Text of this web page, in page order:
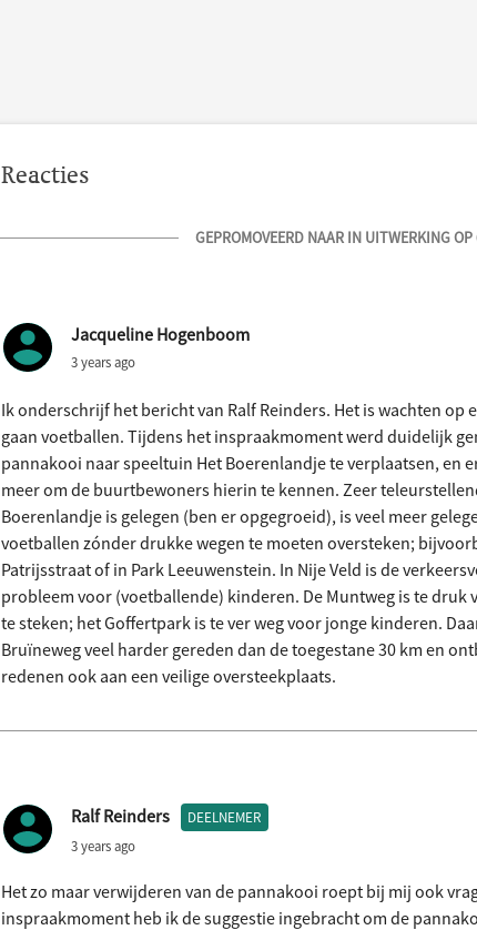
Reacties
GEPROMOVEERD NAAR IN UITWERKING
Jacqueline Hogenboom
3 years ago
Ik onderschrijf het bericht van Ralf Reinders. Het is wachten op
gaan voetballen. Tijdens het inspraakmoment werd duidelijk
pannakooi naar speeltuin Het Boerenlandje te verplaatsen, en
meer om de buurtbewoners hierin te kennen. Zeer
Boerenlandje is gelegen (ben er opgegroeid), is veel meer
voetballen zónder drukke wegen te moeten oversteken;
Patrijsstraat of in Park Leeuwenstein. In Nije Veld is de
probleem voor (voetballende) kinderen. De Muntweg is te druk
te steken; het Goffertpark is te ver weg voor jonge kinderen.
Bruïneweg veel harder gereden dan de toegestane 30 km en
redenen ook aan een veilige oversteekplaats.
Ralf Reinders DEELNEMER
3 years ago
Het zo maar verwijderen van de pannakooi roept bij mij ook
inspraakmoment heb ik de suggestie ingebracht om de